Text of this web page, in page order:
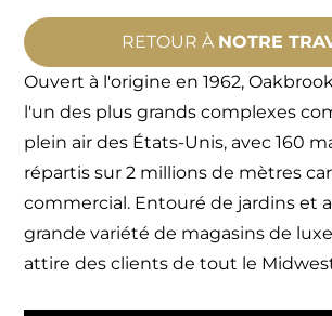
RETOUR À NOTRE
Ouvert à l'origine en 1962,
l'un des plus grands complexes
plein air des États-Unis, avec 160
répartis sur 2 millions de mètres
commercial. Entouré de jardins et
grande variété de magasins de
attire des clients de tout le